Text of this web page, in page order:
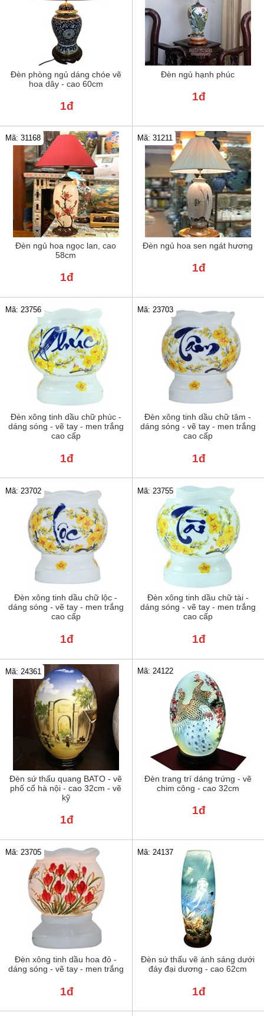
Đèn phòng ngủ dáng chóe vẽ
hoa dây - cao 60cm
1đ
Đèn ngủ hạnh phúc
1đ
Đèn ngủ hoa ngọc lan, cao
58cm
Mã: 31168
1đ
Đèn ngủ hoa sen ngát hương
Mã: 31211
1đ
Đèn xông tinh dầu chữ phúc -
dáng sóng - vẽ tay - men trắng
cao cấp
Mã: 23756
1đ
Đèn xông tinh dầu chữ tâm -
dáng sóng - vẽ tay - men trắng
cao cấp
Mã: 23703
1đ
Đèn xông tinh dầu chữ lộc -
dáng sóng - vẽ tay - men trắng
cao cấp
Mã: 23702
1đ
Đèn xông tinh dầu chữ tài -
dáng sóng - vẽ tay - men trắng
cao cấp
Mã: 23755
1đ
Đèn sứ thấu quang BATO - vẽ
phố cổ hà nội - cao 32cm - vẽ
kỹ
Mã: 24361
1đ
Đèn trang trí dáng trứng - vẽ
chim công - cao 32cm
Mã: 24122
1đ
Đèn xông tinh dầu hoa đỏ -
dáng sóng - vẽ tay - men trắng
Mã: 23705
1đ
Đèn sứ thấu vẽ ánh sáng dưới
đáy đại dương - cao 62cm
Mã: 24137
1đ